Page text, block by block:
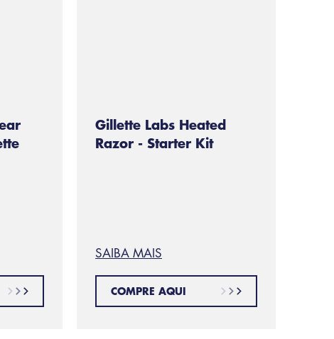
Gillette Labs Heated
Razor - Starter Kit
SAIBA MAIS
COMPRE AQUI